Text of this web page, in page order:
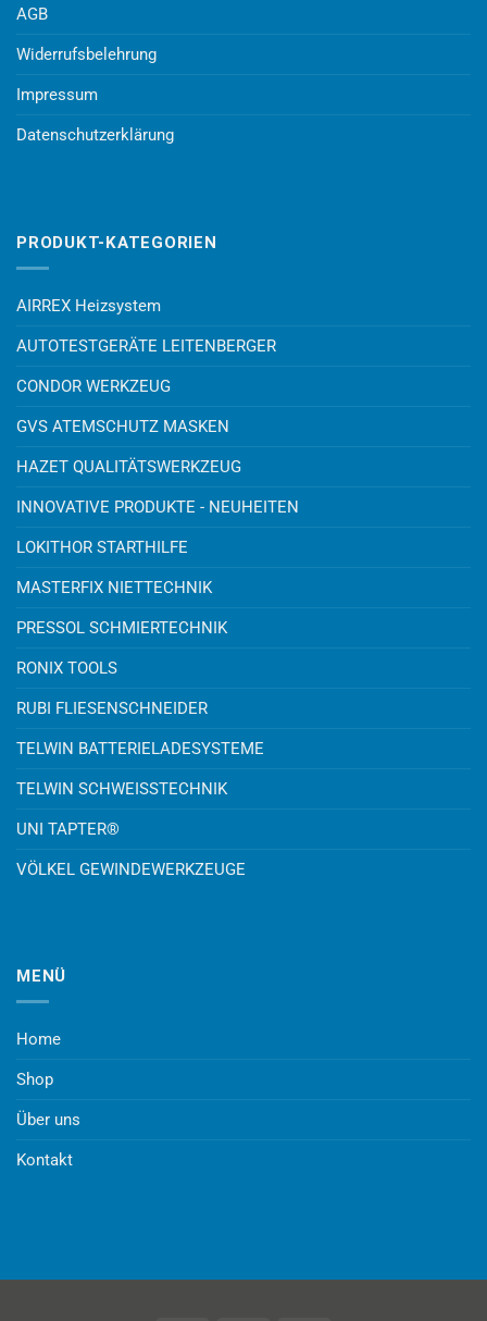
AGB
Widerrufsbelehrung
Impressum
Datenschutzerklärung
PRODUKT-KATEGORIEN
AIRREX Heizsystem
AUTOTESTGERÄTE LEITENBERGER
CONDOR WERKZEUG
GVS ATEMSCHUTZ MASKEN
HAZET QUALITÄTSWERKZEUG
INNOVATIVE PRODUKTE - NEUHEITEN
LOKITHOR STARTHILFE
MASTERFIX NIETTECHNIK
PRESSOL SCHMIERTECHNIK
RONIX TOOLS
RUBI FLIESENSCHNEIDER
TELWIN BATTERIELADESYSTEME
TELWIN SCHWEISSTECHNIK
UNI TAPTER®
VÖLKEL GEWINDEWERKZEUGE
MENÜ
Home
Shop
Über uns
Kontakt